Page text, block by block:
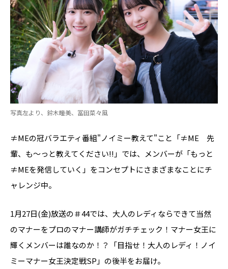
写真左より、鈴木瞳美、冨田菜々風
≠MEの冠バラエティ番組"ノイミー教えて"こと「≠ME 先
輩、も～っと教えてください!!」では、メンバーが「もっと
≠MEを発信していく」をコンセプトにさまざまなことにチ
ャレンジ中。
1月27日(金)放送の＃44では、大人のレディならできて当然
のマナーをプロのマナー講師がガチチェック！マナー女王に
輝くメンバーは誰なのか！？「目指せ！大人のレディ！ノイ
ミーマナー女王決定戦SP」の後半をお届け。